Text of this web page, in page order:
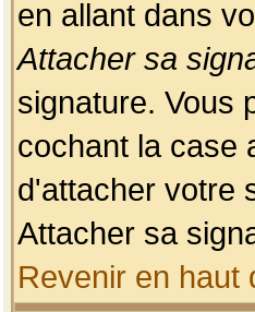
en allant dans
Attacher sa
signature. Vous
cochant la case
d'attacher votre
Attacher sa
Revenir en haut